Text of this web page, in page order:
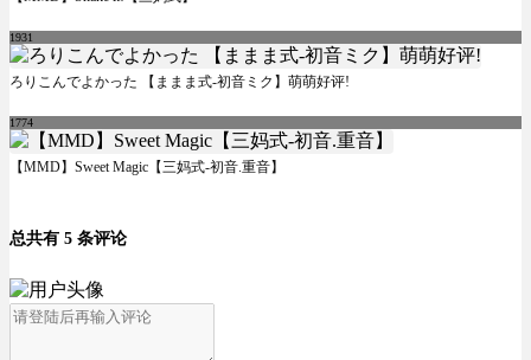
1931
ろりこんでよかった 【ままま式-初音ミク】萌萌好评!
1774
【MMD】Sweet Magic【三妈式-初音.重音】
总共有 5 条评论